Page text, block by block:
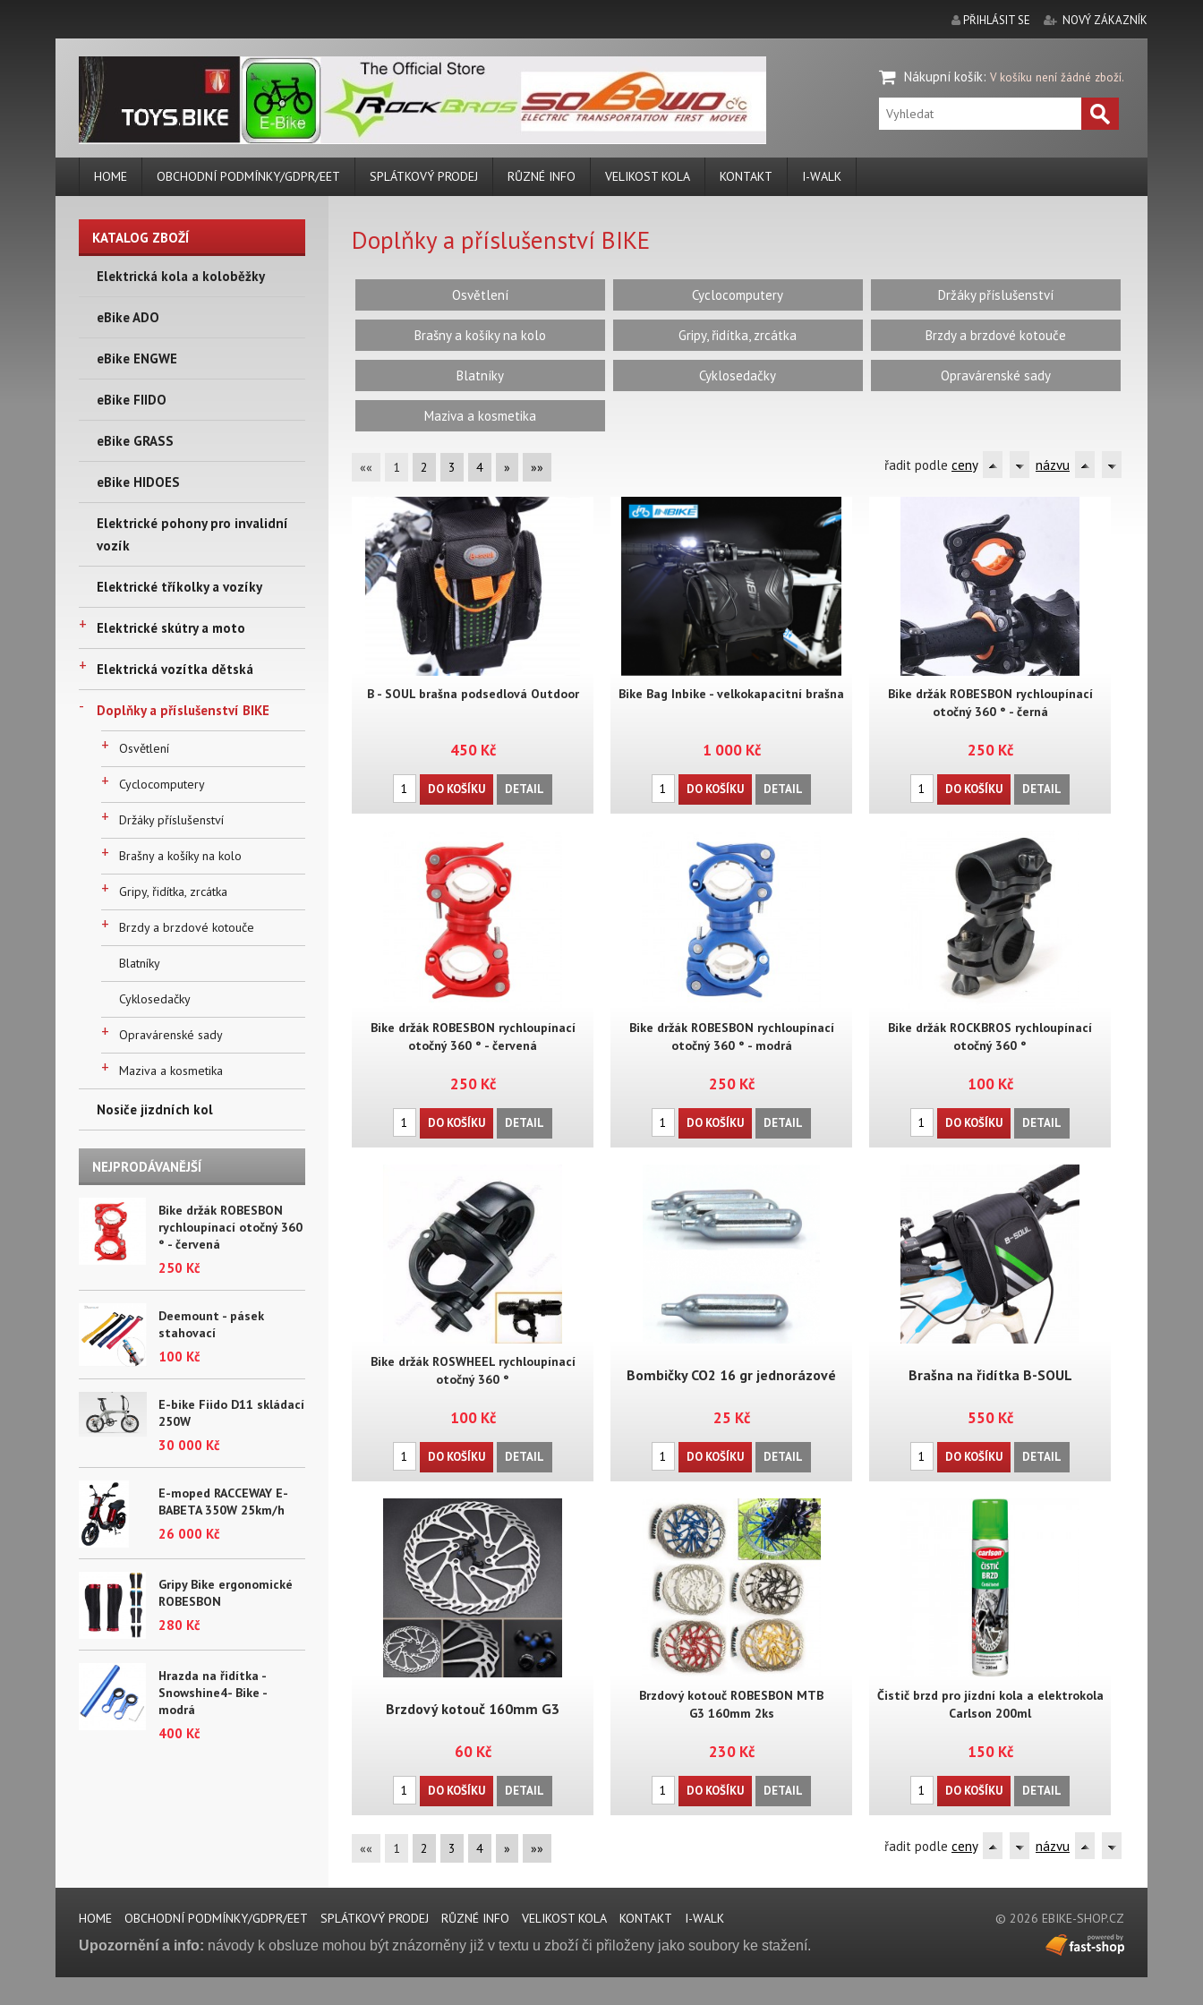
PŘIHLÁSIT SE NOVÝ ZÁKAZNÍK
Nákupní košík: V košíku není žádné zboží.
HOME OBCHODNÍ PODMÍNKY/GDPR/EET SPLÁTKOVÝ PRODEJ RŮZNÉ INFO VELIKOST KOLA KONTAKT I-WALK
KATALOG ZBOŽÍ
Elektrická kola a koloběžky
eBike ADO
eBike ENGWE
eBike FIIDO
eBike GRASS
eBike HIDOES
Elektrické pohony pro invalidní
vozík
Elektrické tříkolky a vozíky
+ Elektrické skútry a moto
+ Elektrická vozítka dětská
- Doplňky a příslušenství BIKE
+ Osvětlení
+ Cyclocomputery
+ Držáky příslušenství
+ Brašny a košíky na kolo
+ Gripy, řidítka, zrcátka
+ Brzdy a brzdové kotouče
Blatníky
Cyklosedačky
+ Opravárenské sady
+ Maziva a kosmetika
Nosiče jizdních kol
NEJPRODÁVANĚJŠÍ
Bike držák ROBESBON
rychloupínací otočný 360
° - červená
250 Kč
Deemount - pásek
stahovací
100 Kč
E-bike Fiido D11 skládací
250W
30 000 Kč
E-moped RACCEWAY E-
BABETA 350W 25km/h
26 000 Kč
Gripy Bike ergonomické
ROBESBON
280 Kč
Hrazda na řidítka -
Snowshine4- Bike -
modrá
400 Kč
Doplňky a příslušenství BIKE
Osvětlení Cyclocomputery Držáky příslušenství
Brašny a košíky na kolo Gripy, řidítka, zrcátka Brzdy a brzdové kotouče
Blatníky Cyklosedačky Opravárenské sady
Maziva a kosmetika
«« 1 2 3 4 » »» řadit podle ceny názvu
B - SOUL brašna podsedlová Outdoor
450 Kč
DO KOŠÍKU DETAIL
Bike Bag Inbike - velkokapacitní brašna
1 000 Kč
DO KOŠÍKU DETAIL
Bike držák ROBESBON rychloupínací
otočný 360 ° - černá
250 Kč
DO KOŠÍKU DETAIL
Bike držák ROBESBON rychloupínací
otočný 360 ° - červená
250 Kč
DO KOŠÍKU DETAIL
Bike držák ROBESBON rychloupínací
otočný 360 ° - modrá
250 Kč
DO KOŠÍKU DETAIL
Bike držák ROCKBROS rychloupínací
otočný 360 °
100 Kč
DO KOŠÍKU DETAIL
Bike držák ROSWHEEL rychloupínací
otočný 360 °
100 Kč
DO KOŠÍKU DETAIL
Bombičky CO2 16 gr jednorázové
25 Kč
DO KOŠÍKU DETAIL
Brašna na řidítka B-SOUL
550 Kč
DO KOŠÍKU DETAIL
Brzdový kotouč 160mm G3
60 Kč
DO KOŠÍKU DETAIL
Brzdový kotouč ROBESBON MTB
G3 160mm 2ks
230 Kč
DO KOŠÍKU DETAIL
Čistič brzd pro jízdní kola a elektrokola
Carlson 200ml
150 Kč
DO KOŠÍKU DETAIL
«« 1 2 3 4 » »» řadit podle ceny názvu
HOME OBCHODNÍ PODMÍNKY/GDPR/EET SPLÁTKOVÝ PRODEJ RŮZNÉ INFO VELIKOST KOLA KONTAKT I-WALK © 2026 EBIKE-SHOP.CZ
Upozornění a info: návody k obsluze mohou být znázorněny již v textu u zboží či přiloženy jako soubory ke stažení.